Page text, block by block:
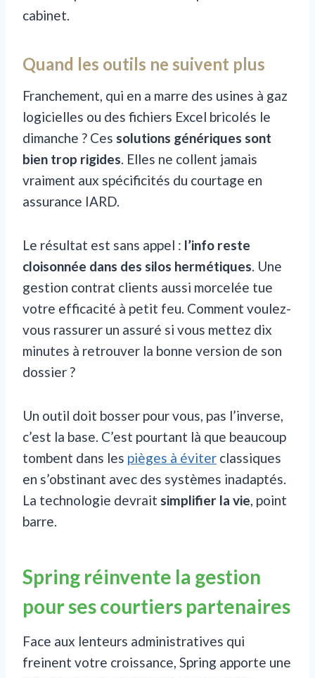
cabinet.
Quand les outils ne suivent plus
Franchement, qui en a marre des usines à gaz
logicielles ou des fichiers Excel bricolés le
dimanche ? Ces solutions génériques sont
bien trop rigides. Elles ne collent jamais
vraiment aux spécificités du courtage en
assurance IARD.
Le résultat est sans appel : l’info reste
cloisonnée dans des silos hermétiques. Une
gestion contrat clients aussi morcelée tue
votre efficacité à petit feu. Comment voulez-
vous rassurer un assuré si vous mettez dix
minutes à retrouver la bonne version de son
dossier ?
Un outil doit bosser pour vous, pas l’inverse,
c’est la base. C’est pourtant là que beaucoup
tombent dans les pièges à éviter classiques
en s’obstinant avec des systèmes inadaptés.
La technologie devrait simplifier la vie, point
barre.
Spring réinvente la gestion
pour ses courtiers partenaires
Face aux lenteurs administratives qui
freinent votre croissance, Spring apporte une